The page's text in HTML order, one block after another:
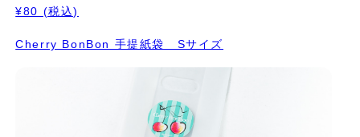
¥80 (税込)
Cherry BonBon 手提紙袋 Sサイズ